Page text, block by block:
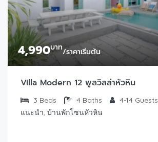
4,990บาท/ราคาเริ่มต้น
Villa Modern 12 พูลวิลล่าหัวหิน
3 Beds 4 Baths 4-14 Guests
แนะนำ, บ้านพักโซนหัวหิน